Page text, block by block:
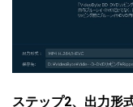
ステップ2、出力形